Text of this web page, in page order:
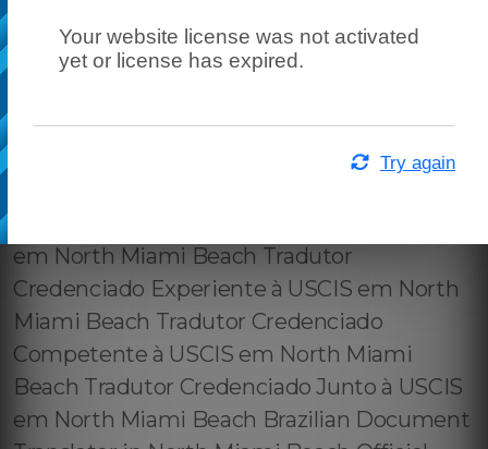
Your website license was not activated
yet or license has expired.
Try again